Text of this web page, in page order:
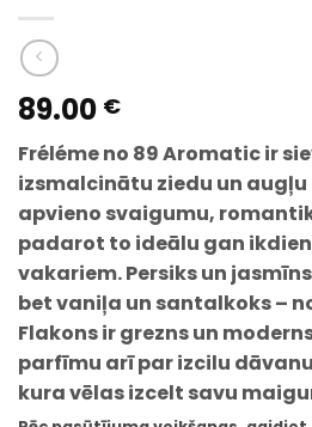
89.00 €
Fréléme no 89 Aromatic ir
izsmalcinātu ziedu un
apvieno svaigumu,
padarot to ideālu gan
vakariem. Persiks un
bet vaniļa un santalkoks –
Flakons ir grezns un
parfīmu arī par izcilu
kura vēlas izcelt savu